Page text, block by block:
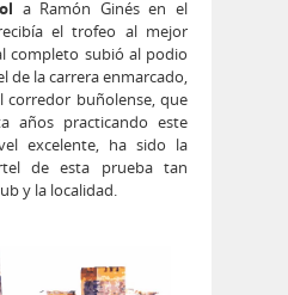
a Ramón Ginés en el
el trofeo al mejor
completo subió al podio
de la carrera enmarcado,
corredor buñolense, que
años practicando este
excelente, ha sido la
de esta prueba tan
y la localidad.